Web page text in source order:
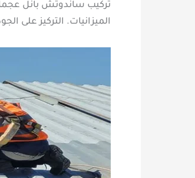
تركيب ساندوتش بانل
الميزانيات. التركيز على